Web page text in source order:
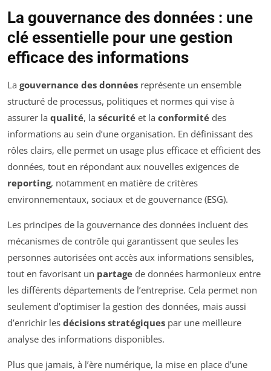
La gouvernance des données : une
clé essentielle pour une gestion
efficace des informations
La gouvernance des données représente un ensemble
structuré de processus, politiques et normes qui vise à
assurer la qualité, la sécurité et la conformité des
informations au sein d’une organisation. En définissant des
rôles clairs, elle permet un usage plus efficace et efficient des
données, tout en répondant aux nouvelles exigences de
reporting, notamment en matière de critères
environnementaux, sociaux et de gouvernance (ESG).
Les principes de la gouvernance des données incluent des
mécanismes de contrôle qui garantissent que seules les
personnes autorisées ont accès aux informations sensibles,
tout en favorisant un partage de données harmonieux entre
les différents départements de l’entreprise. Cela permet non
seulement d’optimiser la gestion des données, mais aussi
d’enrichir les décisions stratégiques par une meilleure
analyse des informations disponibles.
Plus que jamais, à l’ère numérique, la mise en place d’une